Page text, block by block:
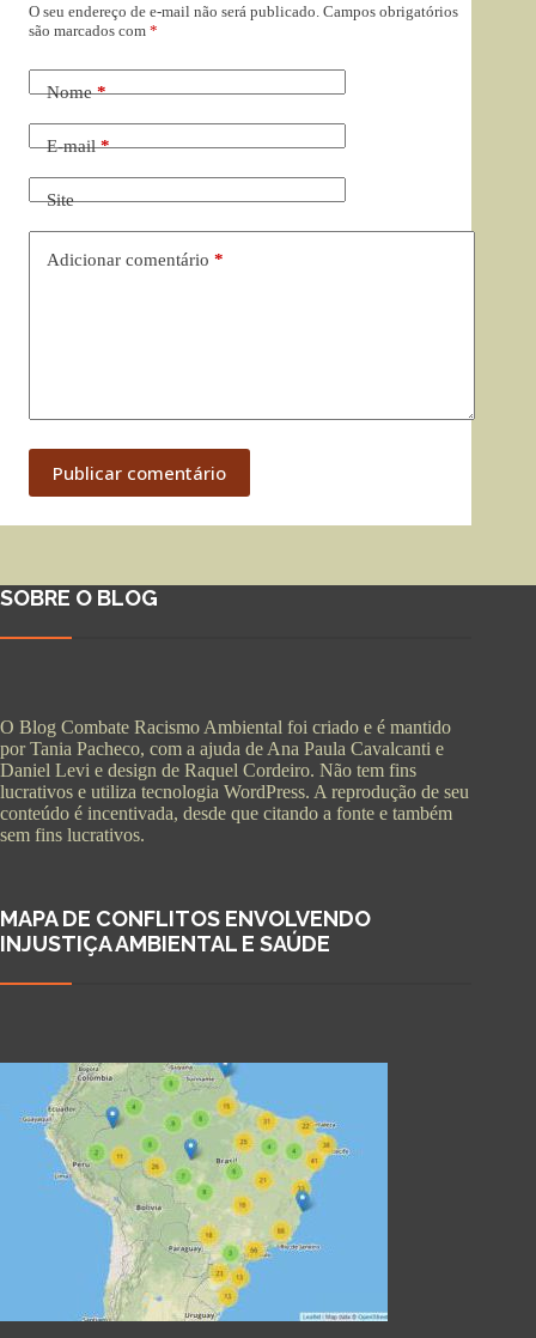
O seu endereço de e-mail não será publicado. Campos obrigatórios
são marcados com *
Nome*
E-mail*
Site
Adicionar comentário *
Publicar comentário
SOBRE O BLOG
O Blog Combate Racismo Ambiental foi criado e é mantido
por Tania Pacheco, com a ajuda de Ana Paula Cavalcanti e
Daniel Levi e design de Raquel Cordeiro. Não tem fins
lucrativos e utiliza tecnologia WordPress. A reprodução de seu
conteúdo é incentivada, desde que citando a fonte e também
sem fins lucrativos.
MAPA DE CONFLITOS ENVOLVENDO
INJUSTIÇA AMBIENTAL E SAÚDE